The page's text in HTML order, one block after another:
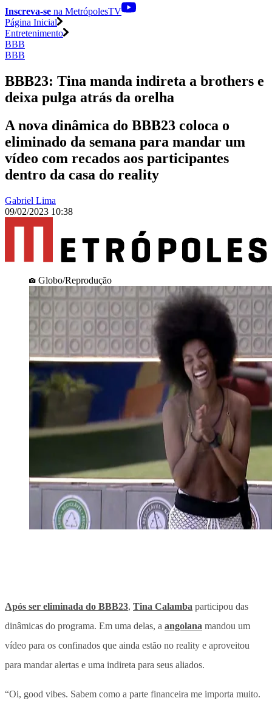
Inscreva-se na MetrópolesTV
Página Inicial
Entretenimento
BBB
BBB
BBB23: Tina manda indireta a brothers e
deixa pulga atrás da orelha
A nova dinâmica do BBB23 coloca o
eliminado da semana para mandar um
vídeo com recados aos participantes
dentro da casa do reality
Gabriel Lima
09/02/2023 10:38
Globo/Reprodução
Após ser eliminada do BBB23, Tina Calamba participou das
dinâmicas do programa. Em uma delas, a angolana mandou um
vídeo para os confinados que ainda estão no reality e aproveitou
para mandar alertas e uma indireta para seus aliados.
“Oi, good vibes. Sabem como a parte financeira me importa muito.